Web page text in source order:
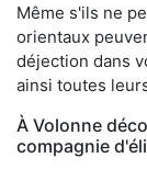
Même s'ils ne
orientaux
déjection dans
ainsi toutes
À Volonne
compagnie